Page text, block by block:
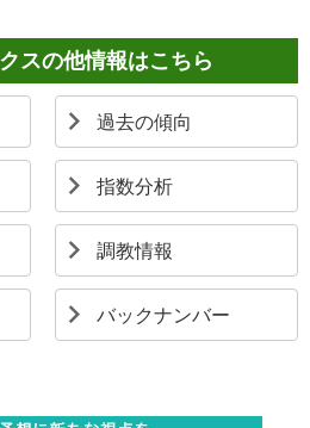
スの他情報はこちら
過去の傾向
指数分析
調教情報
バックナンバー